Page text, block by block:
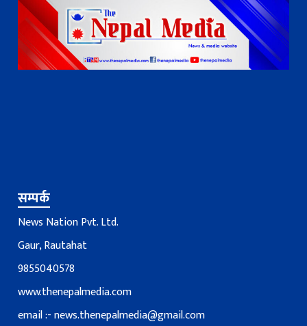
सम्पर्क
News Nation Pvt. Ltd.
Gaur, Rautahat
9855040578
www.thenepalmedia.com
email :-news.thenepalmedia@gmail.com